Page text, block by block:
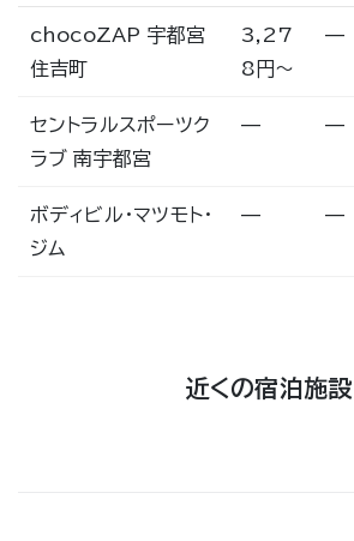
chocoZAP 宇都宮
住吉町
3,27
8円〜
—
セントラルスポーツク
ラブ 南宇都宮
— —
ボディビル・マツモト・
ジム
— —
近くの宿泊施設